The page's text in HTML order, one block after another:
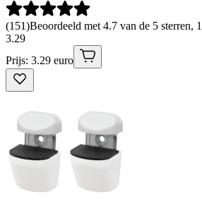
(151)Beoordeeld met 4.7 van de 5 sterren,
3.29
Prijs: 3.29 euro